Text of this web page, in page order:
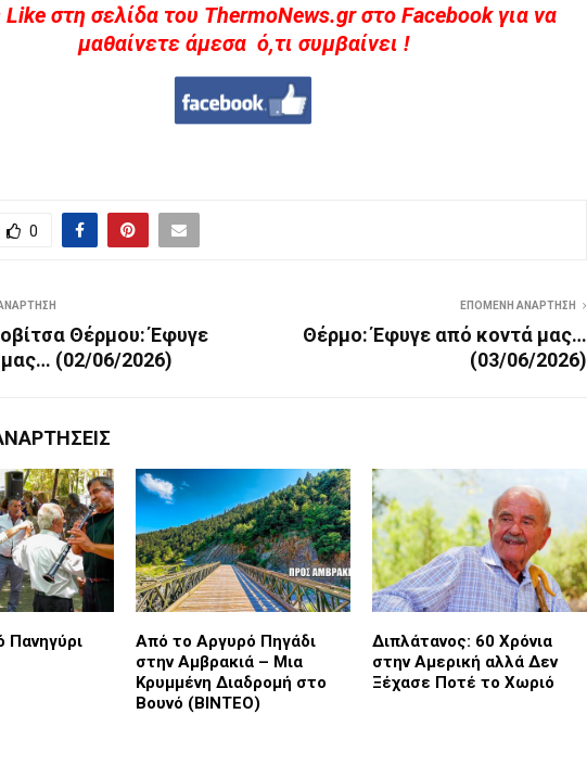
Like στη σελίδα του ThermoNews.gr στο Facebook για να
μαθαίνετε άμεσα ό,τι συμβαίνει !
0
Θέρμου: Έφυγε
(02/06/2026)
ΕΠΌΜΕΝΗ ΑΝΆΡΤΗΣΗ
Θέρμο: Έφυγε από κοντά μας…
(03/06/2026)
Πανηγύρι
Από το Αργυρό Πηγάδι
στην Αμβρακιά – Μια
Κρυμμένη Διαδρομή στο
Βουνό (ΒΙΝΤΕΟ)
Διπλάτανος: 60 Χρόνια
στην Αμερική αλλά Δεν
Ξέχασε Ποτέ το Χωριό